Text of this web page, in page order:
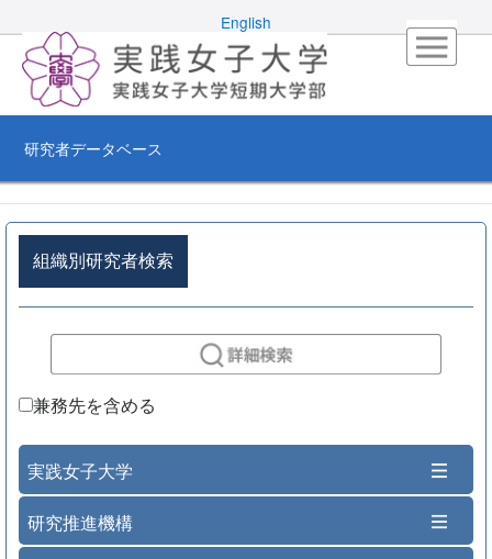
English
研究者データベース
組織別研究者検索
兼務先を含める
実践女子大学
研究推進機構